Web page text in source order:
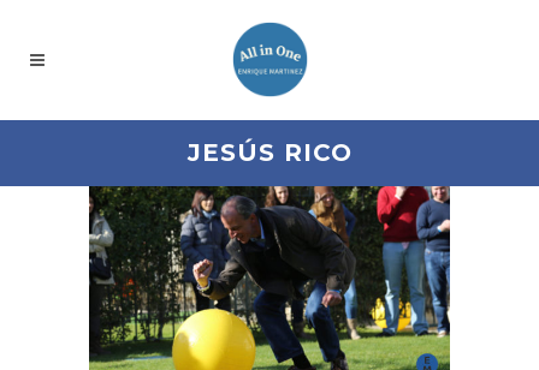
JESÚS RICO